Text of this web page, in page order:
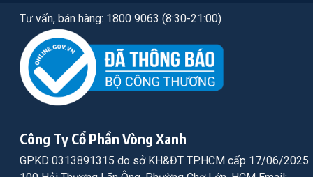
Tư vấn, bán hàng: 1800 9063 (8:30-21:00)
Công Ty Cổ Phần Vòng Xanh
GPKD 0313891315 do sở KH&ĐT TP.HCM cấp 17/06/2025